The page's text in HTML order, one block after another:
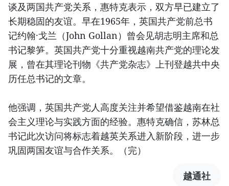
谈及两国共产党关系，惠特克表示，双方早已建立了
长期稳固的友谊。早在1965年，英国共产党前总书
记约翰·戈兰（John Gollan）曾会见胡志明主席和总
书记黎笋。英国共产党十分重视越南共产党的理论发
展，曾在其理论刊物《共产党杂志》上刊登越共中央
历任总书记的文章。
他强调，英国共产党人高度关注并希望借鉴越南在社
会主义理论与实践方面的经验。惠特克确信，苏林总
书记此次访问将标志着越英关系进入新阶段，进一步
巩固两国友谊与合作关系。（完）
越通社